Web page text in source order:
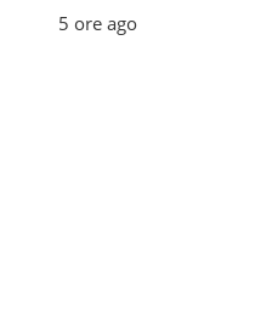
5 ore ago